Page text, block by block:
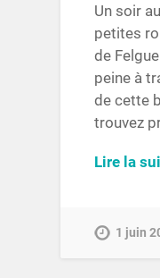
Un soir
petites
de
peine à
de cette
trouvez
Lire la
1 juin